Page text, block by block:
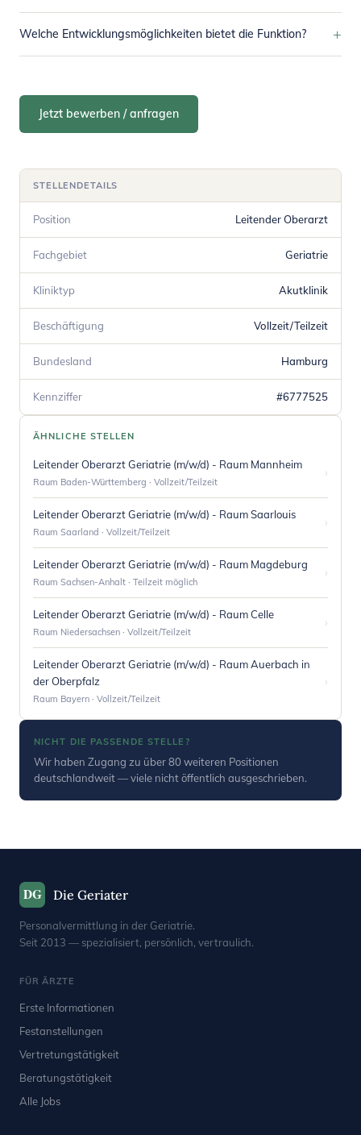
Welche Entwicklungsmöglichkeiten bietet die Funktion? +
Jetzt bewerben / anfragen
STELLENDETAILS
Position Leitender Oberarzt
Fachgebiet Geriatrie
Kliniktyp Akutklinik
Beschäftigung Vollzeit/Teilzeit
Bundesland Hamburg
Kennziffer #6777525
ÄHNLICHE STELLEN
Leitender Oberarzt Geriatrie (m/w/d) - Raum Mannheim
Raum Baden-Württemberg · Vollzeit/Teilzeit
›
Leitender Oberarzt Geriatrie (m/w/d) - Raum Saarlouis
Raum Saarland · Vollzeit/Teilzeit
›
Leitender Oberarzt Geriatrie (m/w/d) - Raum Magdeburg
Raum Sachsen-Anhalt · Teilzeit möglich
›
Leitender Oberarzt Geriatrie (m/w/d) - Raum Celle
Raum Niedersachsen · Vollzeit/Teilzeit
›
Leitender Oberarzt Geriatrie (m/w/d) - Raum Auerbach in
der Oberpfalz
Raum Bayern · Vollzeit/Teilzeit
›
NICHT DIE PASSENDE STELLE?
Wir haben Zugang zu über 80 weiteren Positionen
deutschlandweit — viele nicht öffentlich ausgeschrieben.
DG Die Geriater
Personalvermittlung in der Geriatrie.
Seit 2013 — spezialisiert, persönlich, vertraulich.
FÜR ÄRZTE
Erste Informationen
Festanstellungen
Vertretungstätigkeit
Beratungstätigkeit
Alle Jobs